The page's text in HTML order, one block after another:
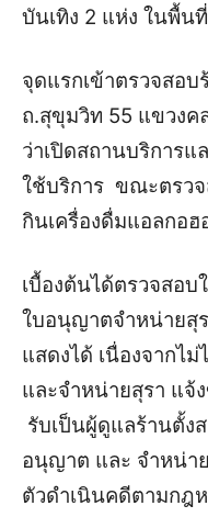
บันเทิง 2 แห่ง ในพื้น
จุดแรกเข้าตรวจสอ
ถ.สุขุมวิท 55 แขวงค
ว่าเปิดสถานบริการแ
ใช้บริการ ขณะตรว
กินเครื่องดื่มแอลกอ
เบื้องต้นได้ตรวจสอ
ใบอนุญาตจำหน่ายสุ
แสดงได้ เนื่องจากไ
และจำหน่ายสุรา แ
รับเป็นผู้ดูแลร้านตั้ง
อนุญาต และ จำหน่า
ตัวดำเนินคดีตามกฎ